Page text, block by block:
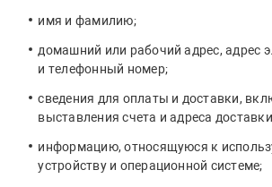
имя и фамилию;
домашний или рабочий адрес, адрес
и телефонный номер;
сведения для оплаты и доставки,
выставления счета и адреса
информацию, относящуюся к
устройству и операционной системе;